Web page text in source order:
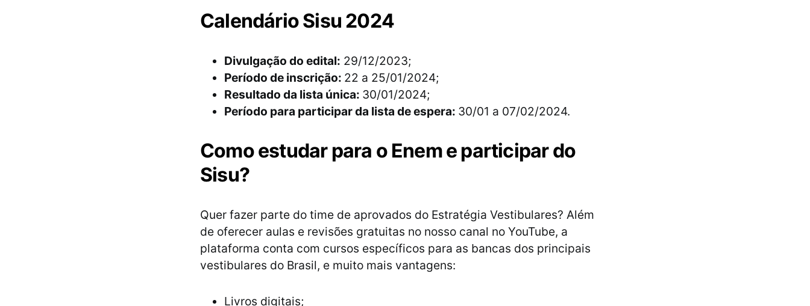
Calendário Sisu 2024
Divulgação do edital: 29/12/2023;
Período de inscrição: 22 a 25/01/2024;
Resultado da lista única: 30/01/2024;
Período para participar da lista de espera: 30/01 a 07/02/2024.
Como estudar para o Enem e participar do
Sisu?
Quer fazer parte do time de aprovados do Estratégia Vestibulares? Além
de oferecer aulas e revisões gratuitas no nosso canal no YouTube, a
plataforma conta com cursos específicos para as bancas dos principais
vestibulares do Brasil, e muito mais vantagens:
Livros digitais;